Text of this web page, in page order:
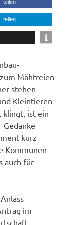
teilen
teilen
Mähfreien
stehen
Kleintieren
klingt, ist ein
kurz
Kommunen
auch für
im